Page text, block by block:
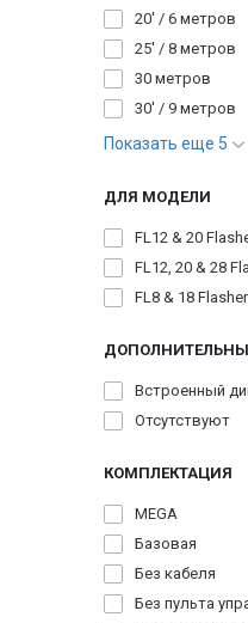
20' / 6 метров
25' / 8 метров
30 метров
30' / 9 метров
Показать еще 5
ДЛЯ МОДЕЛИ
FL12 & 20
FL12, 20 & 28
FL8 & 18
Встроенный
Отсутствуют
КОМПЛЕКТАЦИЯ
MEGA
Базовая
Без кабеля
Без пульта